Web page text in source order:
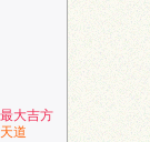
最大吉方
天道